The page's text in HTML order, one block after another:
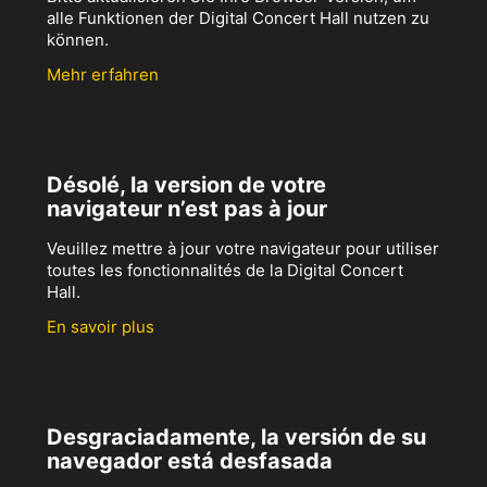
alle Funktionen der Digital Concert Hall nutzen zu
können.
Mehr erfahren
Désolé, la version de votre
navigateur n’est pas à jour
Veuillez mettre à jour votre navigateur pour utiliser
toutes les fonctionnalités de la Digital Concert
Hall.
En savoir plus
Desgraciadamente, la versión de su
navegador está desfasada